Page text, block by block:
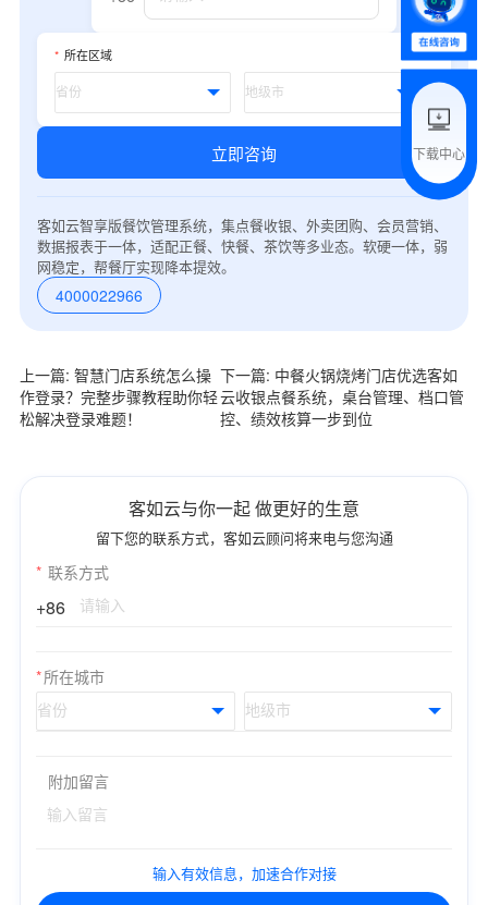
* 所在区域
立即咨询
客如云智享版餐饮管理系统，集点餐收银、外卖团购、会员营销、
数据报表于一体，适配正餐、快餐、茶饮等多业态。软硬一体，弱
网稳定，帮餐厅实现降本提效。
4000022966
上一篇: 智慧门店系统怎么操
作登录？完整步骤教程助你轻
松解决登录难题！
下一篇: 中餐火锅烧烤门店优选客如
云收银点餐系统，桌台管理、档口管
控、绩效核算一步到位
客如云与你一起 做更好的生意
留下您的联系方式，客如云顾问将来电与您沟通
* 联系方式
+86
*所在城市
附加留言
输入有效信息，加速合作对接
下载中心
附加留言
预约试用
我是老客户，了解最新优惠